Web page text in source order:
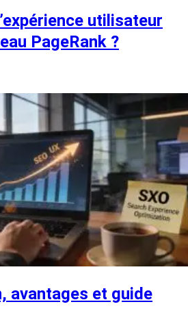
utilisateur
PageRank ?
avantages et guide